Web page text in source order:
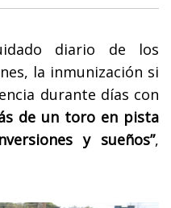
diario de los
la inmunización si
durante días con
de un toro en pista
y sueños”,